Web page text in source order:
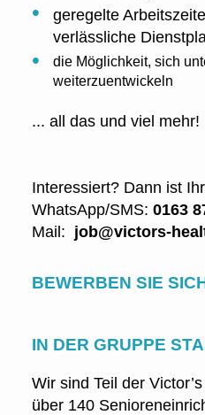
geregelte
verlässliche
die Möglichkeit, sich
weiterzuentwickeln
... all das und viel mehr!
Interessiert? Dann ist
WhatsApp/SMS: 0163
Mail: job@victors-
BEWERBEN SIE
IN DER GRUPPE
Wir sind Teil der
über 140